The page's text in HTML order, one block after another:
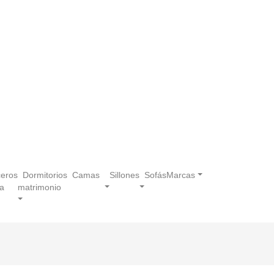
Dormitorios
matrimonio
Camas Sillones SofásMarcas